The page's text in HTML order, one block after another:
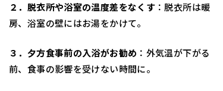
２．脱衣所や浴室の温度差をなくす ：脱衣所は暖
房、浴室の壁にはお湯をかけて。
３．夕方食事前の入浴がお勧め ：外気温が下がる
前、食事の影響を受けない時間に。